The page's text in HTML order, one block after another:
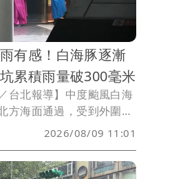
有感！白海豚逐漸
累積雨量破300毫米
台北報導】中度颱風白海
方海面通過，受到外圍環
從深夜開始出現明顯風
資料，白海豚9日上午8時
方約360公里海面，以每
2026/08/09 11:01